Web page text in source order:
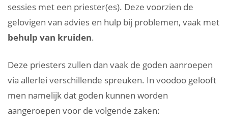
sessies met een priester(es). Deze voorzien de
gelovigen van advies en hulp bij problemen, vaak met
behulp van kruiden.
Deze priesters zullen dan vaak de goden aanroepen
via allerlei verschillende spreuken. In voodoo gelooft
men namelijk dat goden kunnen worden
aangeroepen voor de volgende zaken: